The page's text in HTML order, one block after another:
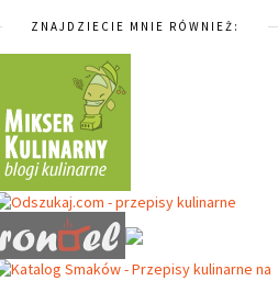
ZNAJDZIECIE MNIE RÓWNIEŻ: